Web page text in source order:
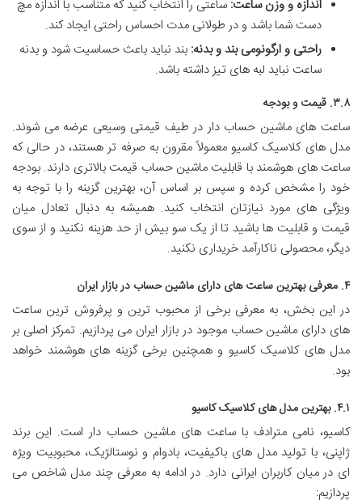
اندازه و وزن ساعت: ساعتی را انتخاب کنید که متناسب با اندازه مچ
دست شما باشد و در طولانی مدت احساس راحتی ایجاد کند.
راحتی و ارگونومی بند و بدنه: بند نباید باعث حساسیت شود و بدنه
ساعت نباید لبه های تیز داشته باشد.
۳.۸. قیمت و بودجه
ساعت های ماشین حساب دار در طیف قیمتی وسیعی عرضه می شوند.
مدل های کلاسیک کاسیو معمولاً مقرون به صرفه تر هستند، در حالی که
ساعت های هوشمند با قابلیت ماشین حساب قیمت بالاتری دارند. بودجه
خود را مشخص کرده و سپس بر اساس آن، بهترین گزینه را با توجه به
ویژگی های مورد نیازتان انتخاب کنید. همیشه به دنبال تعادل میان
قیمت و قابلیت ها باشید تا از یک سو بیش از حد هزینه نکنید و از سوی
دیگر، محصولی ناکارآمد خریداری نکنید.
۴. معرفی بهترین ساعت های دارای ماشین حساب در بازار ایران
در این بخش، به معرفی برخی از محبوب ترین و پرفروش ترین ساعت
های دارای ماشین حساب موجود در بازار ایران می پردازیم. تمرکز اصلی بر
مدل های کلاسیک کاسیو و همچنین برخی گزینه های هوشمند خواهد
بود.
۴.۱. بهترین مدل های کلاسیک کاسیو
کاسیو، نامی مترادف با ساعت های ماشین حساب دار است. این برند
ژاپنی، با تولید مدل های باکیفیت، بادوام و نوستالژیک، محبوبیت ویژه
ای در میان کاربران ایرانی دارد. در ادامه به معرفی چند مدل شاخص می
پردازیم: